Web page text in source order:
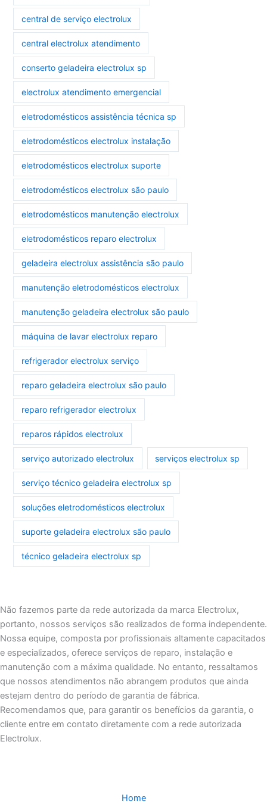
central de serviço electrolux
central electrolux atendimento
conserto geladeira electrolux sp
electrolux atendimento emergencial
eletrodomésticos assistência técnica sp
eletrodomésticos electrolux instalação
eletrodomésticos electrolux suporte
eletrodomésticos electrolux são paulo
eletrodomésticos manutenção electrolux
eletrodomésticos reparo electrolux
geladeira electrolux assistência são paulo
manutenção eletrodomésticos electrolux
manutenção geladeira electrolux são paulo
máquina de lavar electrolux reparo
refrigerador electrolux serviço
reparo geladeira electrolux são paulo
reparo refrigerador electrolux
reparos rápidos electrolux
serviço autorizado electrolux serviços electrolux sp
serviço técnico geladeira electrolux sp
soluções eletrodomésticos electrolux
suporte geladeira electrolux são paulo
técnico geladeira electrolux sp
Não fazemos parte da rede autorizada da marca Electrolux,
portanto, nossos serviços são realizados de forma independente.
Nossa equipe, composta por profissionais altamente capacitados
e especializados, oferece serviços de reparo, instalação e
manutenção com a máxima qualidade. No entanto, ressaltamos
que nossos atendimentos não abrangem produtos que ainda
estejam dentro do período de garantia de fábrica.
Recomendamos que, para garantir os benefícios da garantia, o
cliente entre em contato diretamente com a rede autorizada
Electrolux.
Home